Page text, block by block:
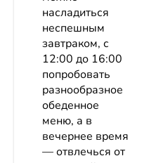
насладиться
неспешным
завтраком, с
12:00 до 16:00
попробовать
разнообразное
обеденное
меню, а в
вечернее время
— отвлечься от